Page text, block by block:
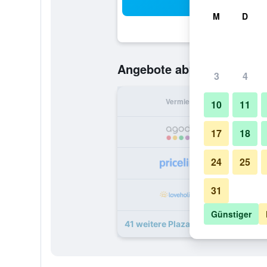
Angebote ab94 € Günstigste
Vermieter
41 weitere Plaza Hotel Capitole
M D
3 4
10 11
17 18
24 25
31
Günstiger